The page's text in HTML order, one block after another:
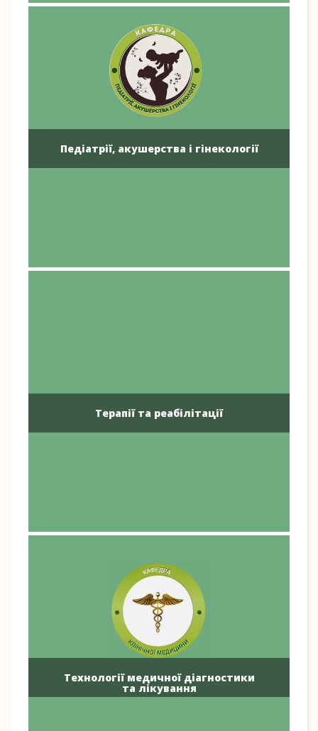
Педіатрії, акушерства і гінекології
Терапії та реабілітації
Технології медичної діагностики
та лікування